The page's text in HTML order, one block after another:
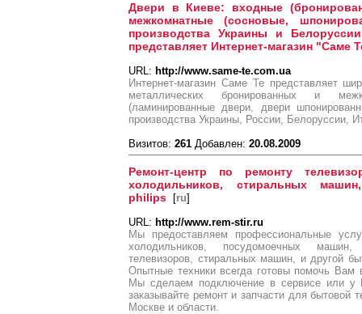
Двери в Киеве: входные
межкомнатные (сосновые,
производства Украины и
представляет Интернет-магазин "Саме
URL: http://www.same-te.com.ua
Интернет-магазин Саме Те представляет
металлических бронированных и
(ламинированные двери, двери
производства Украины, России, Белоруссии,
Визитов: 261 Добавлен: 20.08.2009
Ремонт-центр по ремонту
холодильников, стиральных
philips [ru]
URL: http://www.rem-stir.ru
Мы предоставляем профессиональные
холодильников, посудомоечных
телевизоров, стиральных машин, и другой
Опытные техники всегда готовы помочь
Мы сделаем подключение в сервисе или
заказывайте ремонт и запчасти для
Москве и области.